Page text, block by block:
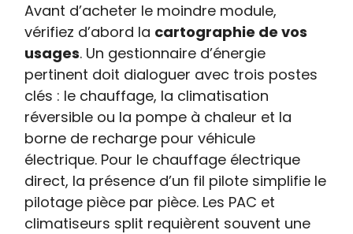
Avant d’acheter le moindre module,
vérifiez d’abord la cartographie de vos
usages. Un gestionnaire d’énergie
pertinent doit dialoguer avec trois postes
clés : le chauffage, la climatisation
réversible ou la pompe à chaleur et la
borne de recharge pour véhicule
électrique. Pour le chauffage électrique
direct, la présence d’un fil pilote simplifie le
pilotage pièce par pièce. Les PAC et
climatiseurs split requièrent souvent une